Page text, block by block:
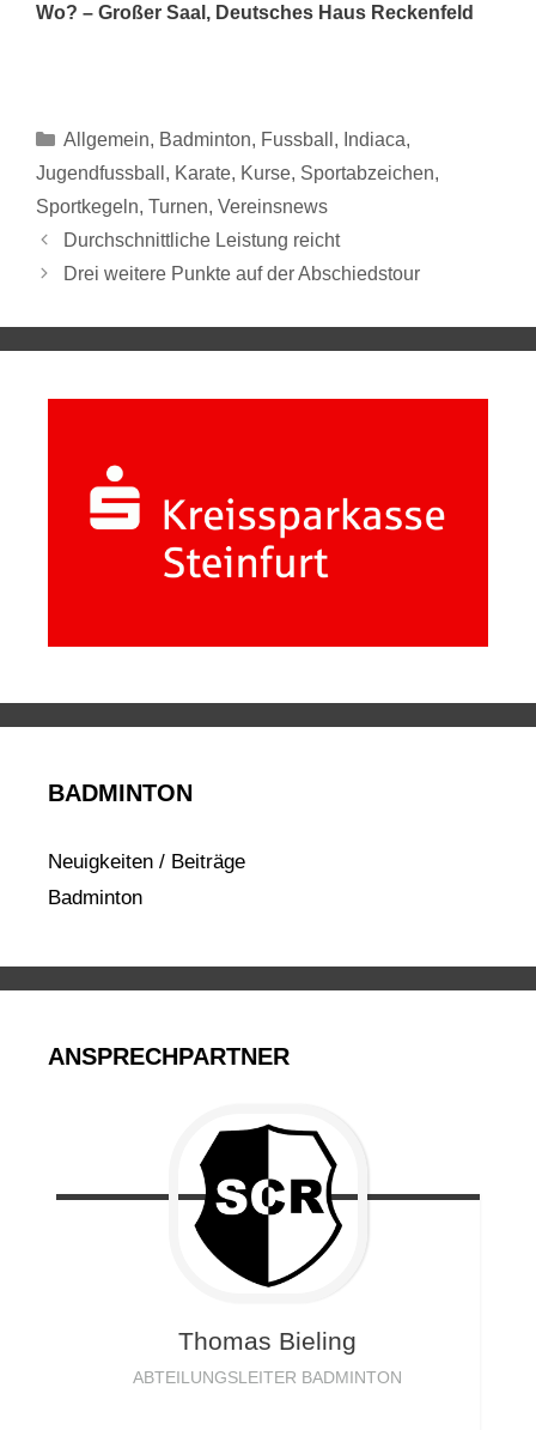
Wo? – Großer Saal, Deutsches Haus Reckenfeld
Allgemein, Badminton, Fussball , Indiaca,
Jugendfussball , Karate, Kurse, Sportabzeichen,
Sportkegeln, Turnen, Vereinsnews
Durchschnittliche Leistung reicht
Drei weitere Punkte auf der Abschiedstour
BADMINTON
Neuigkeiten / Beiträge
Badminton
ANSPRECHPARTNER
Thomas Bieling
ABTEILUNGSLEITER BADMINTON